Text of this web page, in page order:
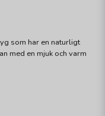
som har en naturligt
med en mjuk och varm